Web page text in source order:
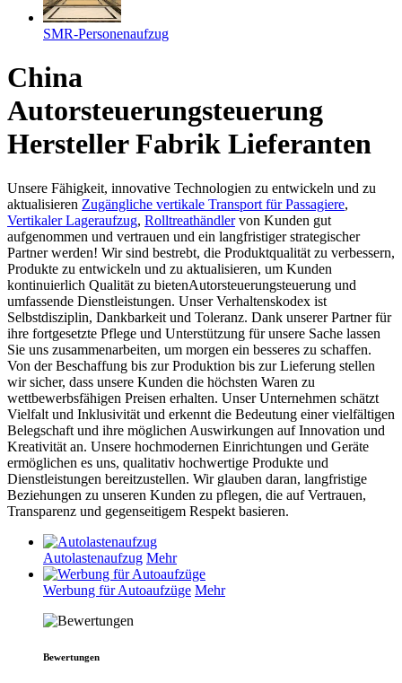
SMR-Personenaufzug
China
Autorsteuerungsteuerung
Hersteller Fabrik Lieferanten
Unsere Fähigkeit, innovative Technologien zu entwickeln und zu
aktualisieren Zugängliche vertikale Transport für Passagiere,
Vertikaler Lageraufzug, Rolltreathändlervon Kunden gut
aufgenommen und vertrauen und ein langfristiger strategischer
Partner werden! Wir sind bestrebt, die Produktqualität zu verbessern,
Produkte zu entwickeln und zu aktualisieren, um Kunden
kontinuierlich Qualität zu bietenAutorsteuerungsteuerung und
umfassende Dienstleistungen. Unser Verhaltenskodex ist
Selbstdisziplin, Dankbarkeit und Toleranz. Dank unserer Partner für
ihre fortgesetzte Pflege und Unterstützung für unsere Sache lassen
Sie uns zusammenarbeiten, um morgen ein besseres zu schaffen.
Von der Beschaffung bis zur Produktion bis zur Lieferung stellen
wir sicher, dass unsere Kunden die höchsten Waren zu
wettbewerbsfähigen Preisen erhalten. Unser Unternehmen schätzt
Vielfalt und Inklusivität und erkennt die Bedeutung einer vielfältigen
Belegschaft und ihre möglichen Auswirkungen auf Innovation und
Kreativität an. Unsere hochmodernen Einrichtungen und Geräte
ermöglichen es uns, qualitativ hochwertige Produkte und
Dienstleistungen bereitzustellen. Wir glauben daran, langfristige
Beziehungen zu unseren Kunden zu pflegen, die auf Vertrauen,
Transparenz und gegenseitigem Respekt basieren.
Autolastenaufzug Mehr
Werbung für Autoaufzüge Mehr
Bewertungen